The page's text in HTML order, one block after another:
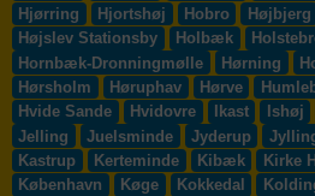
Hjørring
Hjortshøj Hobro Højbjerg
Højslev Stationsby
Holbæk
Hornbæk-Dronningmølle
Hørning
Hørsholm
Høruphav Hørve
Hvide Sande
Hvidovre Ikast Ishøj
Jelling
Juelsminde Jyderup
Kastrup
Kerteminde Kibæk Kirke
København
Køge Kokkedal